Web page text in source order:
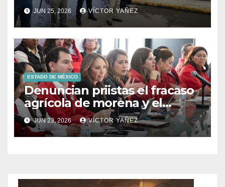
Prolongación León Guzmán
JUN 25, 2026 VÍCTOR YAÑEZ
ESTADO DE MÉXICO
Denuncian priistas el fracaso
agrícola de morena y el
abandono al campo
mexicano
JUN 23, 2026 VÍCTOR YAÑEZ